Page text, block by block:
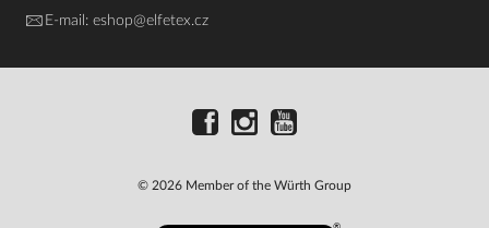
E-mail: eshop@elfetex.cz
© 2026 Member of the Würth Group